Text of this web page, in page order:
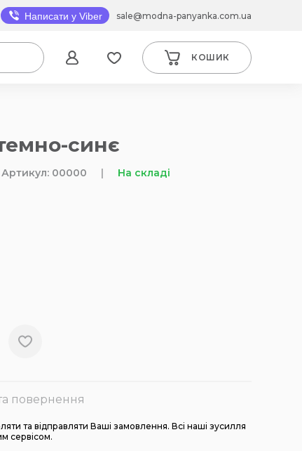
Написати у Viber sale@modna-panyanka.com.ua
КОШИК
синє
Артикул: 00000 | На складі
повернення
та відправляти Ваші замовлення. Всі наші зусилля
сервісом.